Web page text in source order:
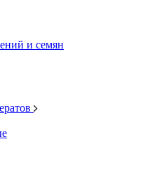
и семян